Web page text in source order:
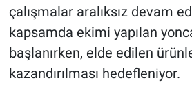
çalışmalar aralıksız devam
kapsamda ekimi yapılan
başlanırken, elde edilen
kazandırılması hedefleniyor.
Genel
Asayiş